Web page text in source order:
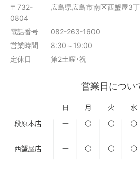
〒732-
0804
広島県広島市南区西蟹屋3
電話番号
082-263-1600
営業時間
8:30～19:00
定休日
第2土曜・祝
営業日につい